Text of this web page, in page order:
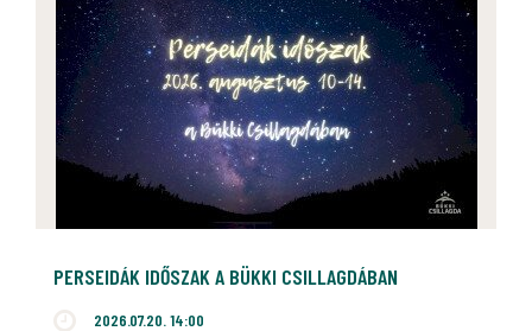
PERSEIDÁK IDŐSZAK A BÜKKI CSILLAGDÁBAN
2026.07.20. 14:00